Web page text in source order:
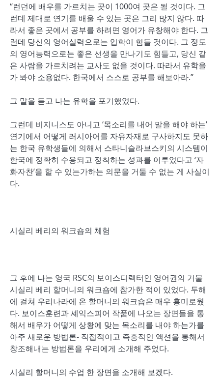
“런던에 배우를 가르치는 곳이 1000여 곳은 될 것이다. 그
런데 제대로 연기를 배울 수 있는 곳은 그리 많지 않다. 따
라서 좋은 곳에서 공부를 하려면 영어가 유창해야 한다. 그
런데 당신의 영어실력으로는 입학이 힘들 것이다. 그 정도
의 영어능력으로는 좋은 선생을 만나기도 힘들고, 당신 같
은 사람을 가르치려는 교사도 없을 것이다. 따라서 유학을
가 봐야 소용없다. 한국에서 스스로 공부를 해보아라.”
그 말을 듣고 나는 유학을 포기했었다.
그런데 비지니스도 아니고 ‘목소리를 내어 말을 해야 하는’
연기에서 어떻게 러시아어를 자유자재로 구사하지도 못하
는 한국 유학생들에 의해서 스타니슬라브스키의 시스템이
한국에 정확히 수용되고 정착하는 성과를 이루었다고 ‘자
화자찬’을 할 수 있는가하는 의문을 거둘 수 없는 게 사실이
다.
시실리 베리의 워크숍의 체험
그 후에 나는 영국 RSC의 보이스디렉터인 영어권의 거물
시실리 베리 할머니의 워크숍에 참가한 적이 있었다. 두해
에 걸쳐 우리나라에 온 할머니의 워크숍은 매우 흥미로웠
다. 보이스훈련과 셰익스피어 작품에 나오는 장면들을 통
해서 배우가 어떻게 상황에 맞는 목소리를 내야 하는가를
아주 새로운 방법론- 직접적이고 즉흥적인 액션을 통해서
창조해내는 방법론을 우리에게 소개해 주었다.
시실리 할머니의 수업 한 장면을 소개해 보겠다.